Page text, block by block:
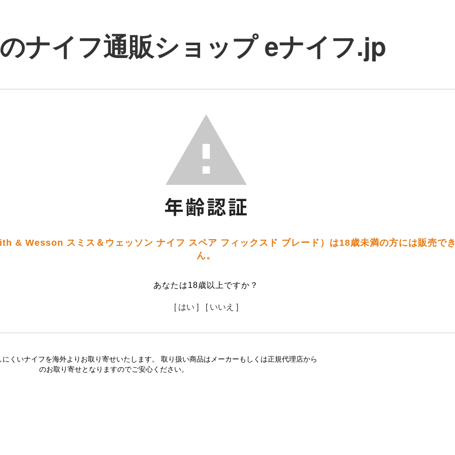
ナイフ通販ショップ eナイフ.jp
& Wesson スミス＆ウェッソン ナイフ スペア フィックスド ブレード）は18歳未満の方には販売で
ん。
あなたは18歳以上ですか？
[ はい ] [ いいえ ]
くいナイフを海外よりお取り寄せいたします。 取り扱い商品はメーカーもしくは正規代理店から
のお取り寄せとなりますのでご安心ください。